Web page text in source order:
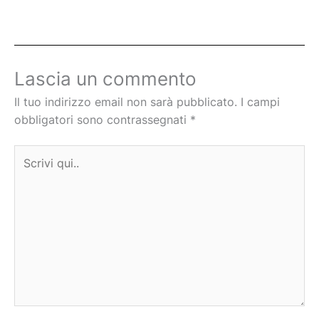
Lascia un commento
Il tuo indirizzo email non sarà pubblicato. I campi
obbligatori sono contrassegnati *
qui..